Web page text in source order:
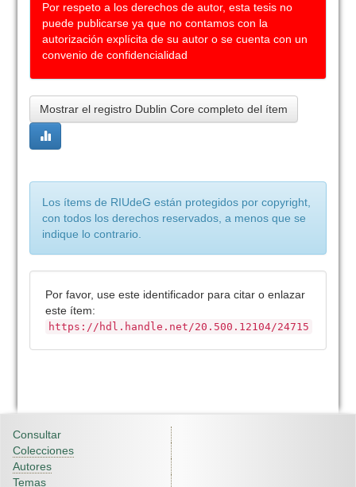
Por respeto a los derechos de autor, esta tesis no
puede publicarse ya que no contamos con la
autorización explícita de su autor o se cuenta con un
convenio de confidencialidad
Mostrar el registro Dublin Core completo del ítem
Los ítems de RIUdeG están protegidos por copyright,
con todos los derechos reservados, a menos que se
indique lo contrario.
Por favor, use este identificador para citar o enlazar
este ítem:
https://hdl.handle.net/20.500.12104/24715
Consultar
Colecciones
Autores
Temas